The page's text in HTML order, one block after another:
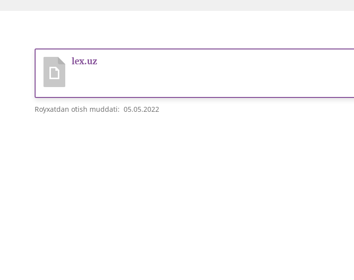
lex.uz
Roʻyxatdan oʻtish muddati: 05.05.2022